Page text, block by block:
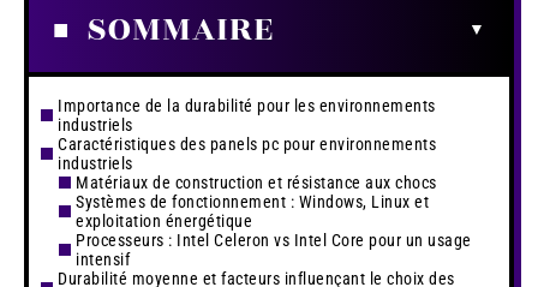
SOMMAIRE
Importance de la durabilité pour les environnements
industriels
Caractéristiques des panels pc pour environnements
industriels
Matériaux de construction et résistance aux chocs
Systèmes de fonctionnement : Windows, Linux et
exploitation énergétique
Processeurs : Intel Celeron vs Intel Core pour un usage
intensif
Durabilité moyenne et facteurs influençant le choix des